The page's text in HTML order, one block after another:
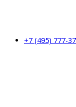
+7 (495) 777-